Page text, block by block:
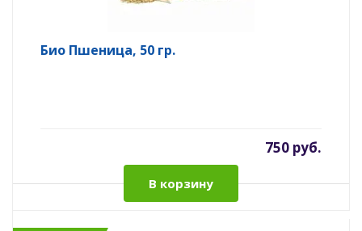
Био Пшеница, 50 гр.
750 руб.
В корзину